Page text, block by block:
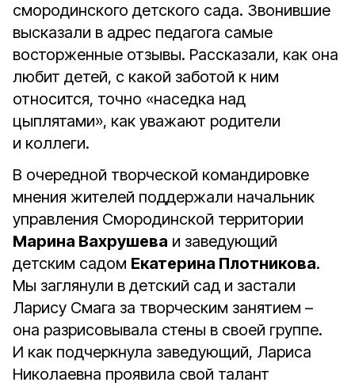
смородинского детского сада. Звонившие
высказали в адрес педагога самые
восторженные отзывы. Рассказали, как она
любит детей, с какой заботой к ним
относится, точно «наседка над
цыплятами», как уважают родители
и коллеги.
В очередной творческой командировке
мнения жителей поддержали начальник
управления Смородинской территории
Марина Вахрушева и заведующий
детским садом Екатерина Плотникова.
Мы заглянули в детский сад и застали
Ларису Смага за творческим занятием –
она разрисовывала стены в своей группе.
И как подчеркнула заведующий, Лариса
Николаевна проявила свой талант